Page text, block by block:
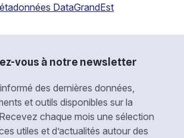
DataGrandEst
vous à notre newsletter
des dernières données,
et outils disponibles sur la
chaque mois une sélection
utiles et d’actualités autour des